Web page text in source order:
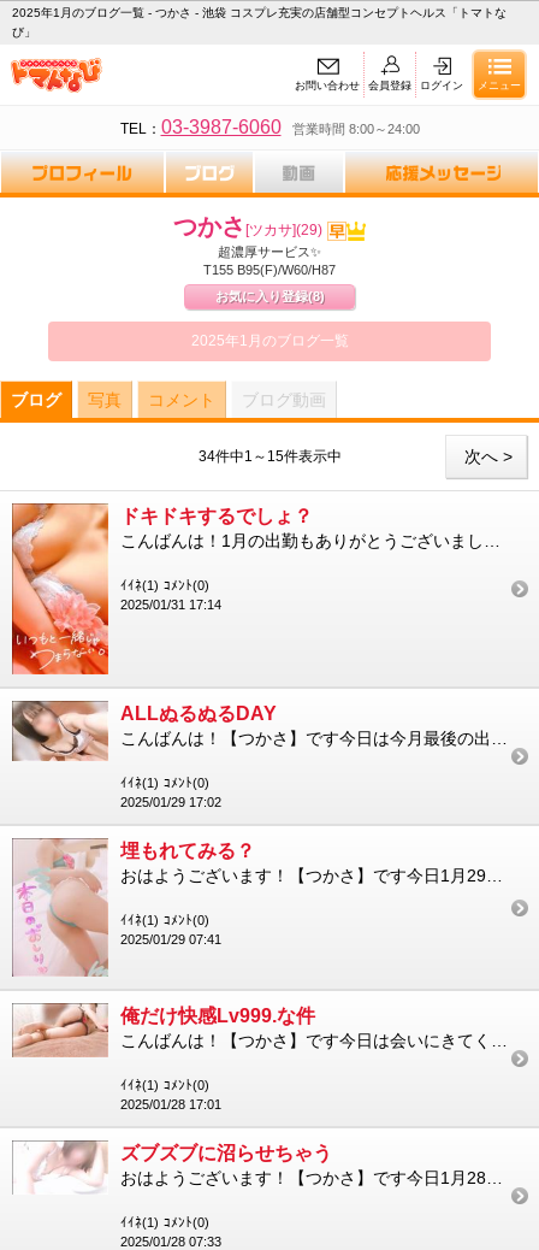
2025年1月のブログ一覧 - つかさ - 池袋 コスプレ充実の店舗型コンセプトヘルス「トマトな
び」
お問い合わせ 会員登録 ログイン メニュー
TEL： 03-3987-6060 営業時間 8:00～24:00
つかさ [ツカサ](29)
超濃厚サービス✨
T155 B95(F)/W60/H87
お気に入り登録(8)
2025年1月のブログ一覧
ブログ 写真 コメント ブログ動画
次へ >
34件中1～15件表示中
ドキドキするでしょ？
ｲｲﾈ(1) ｺﾒﾝﾄ(0)
2025/01/31 17:14
ALLぬるぬるDAY
ｲｲﾈ(1) ｺﾒﾝﾄ(0)
2025/01/29 17:02
埋もれてみる？
ｲｲﾈ(1) ｺﾒﾝﾄ(0)
2025/01/29 07:41
俺だけ快感Lv999.な件
ｲｲﾈ(1) ｺﾒﾝﾄ(0)
2025/01/28 17:01
ズブズブに沼らせちゃう
ｲｲﾈ(1) ｺﾒﾝﾄ(0)
2025/01/28 07:33